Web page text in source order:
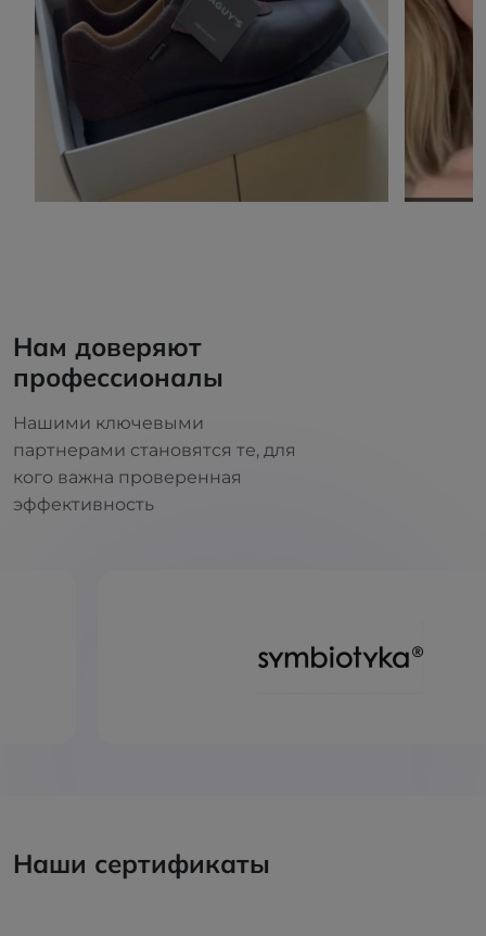
Нам доверяют
профессионалы
Нашими ключевыми
партнерами становятся те, для
кого важна проверенная
эффективность
Наши сертификаты